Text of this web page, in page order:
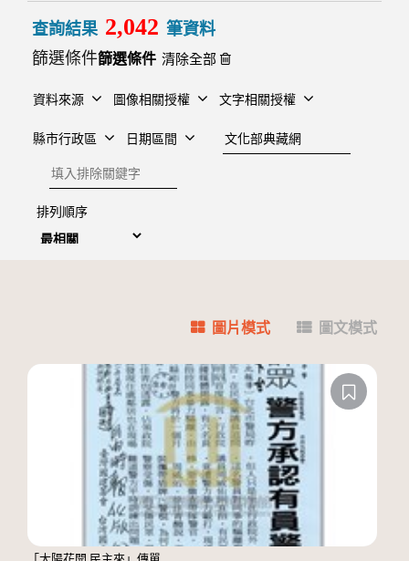
查詢結果 2,042 筆資料
篩選條件
清除全部
資料來源 圖像相關授權 文字相關授權
縣市行政區 日期區間
建檔單位
排除關鍵字
排列順序
圖片模式 圖文模式